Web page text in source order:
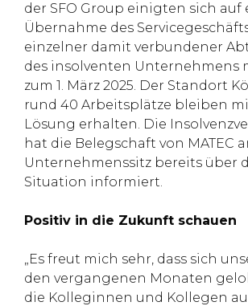
der SFO Group einigten sich auf
Übernahme des
einzelner damit verbundener
des insolventen Unternehmens
zum 1. März 2025. Der Standort
rund 40 Arbeitsplätze bleiben
Lösung erhalten. Die
hat die Belegschaft von MATEC
Unternehmenssitz bereits über
Situation informiert.
Positiv in die Zukunft schauen
„Es freut mich sehr, dass sich
den vergangenen Monaten
die Kolleginnen und Kollegen